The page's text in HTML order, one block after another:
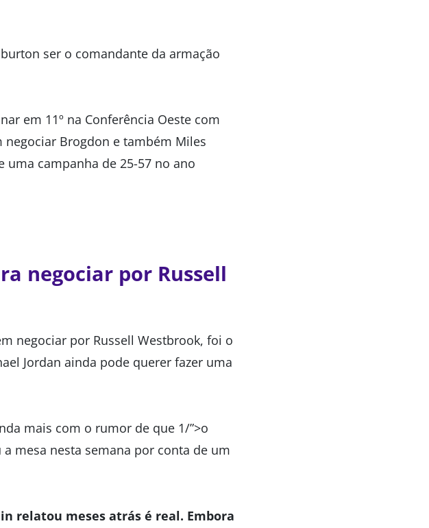
ser o comandante da armação
em 11º na Conferência Oeste com
negociar Brogdon e também Miles
campanha de 25-57 no ano
negociar por Russell
negociar por Russell Westbrook, foi o
Jordan ainda pode querer fazer uma
mais com o rumor de que 1/”>o
mesa nesta semana por conta de um
relatou meses atrás é real. Embora